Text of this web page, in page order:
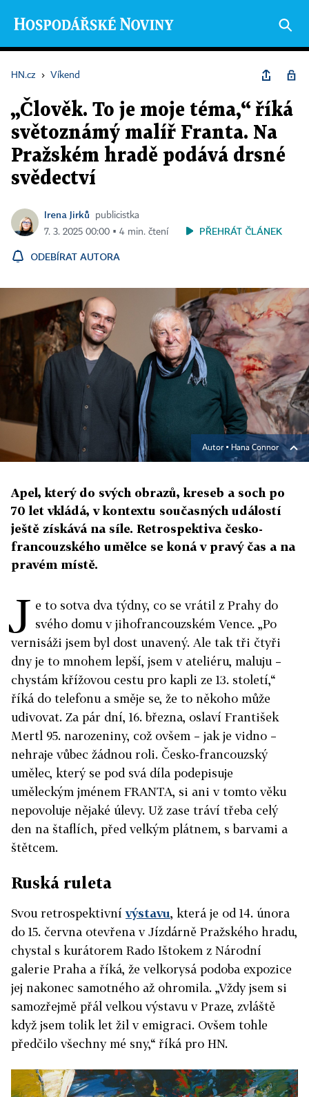
HN.cz › Víkend
„Člověk. To je moje téma,“ říká
světoznámý malíř Franta. Na
Pražském hradě podává drsné
svědectví
Irena Jirků
publicistka
7. 3. 2025 00:00 ▪ 4 min. čtení
PŘEHRÁT ČLÁNEK
ODEBÍRAT AUTORA
Autor ▪ Hana Connor
Apel, který do svých obrazů, kreseb a soch po
70 let vkládá, v kontextu současných událostí
ještě získává na síle. Retrospektiva česko-
francouzského umělce se koná v pravý čas a na
pravém místě.
J e to sotva dva týdny, co se vrátil z Prahy do
svého domu v jihofrancouzském Vence. „Po
vernisáži jsem byl dost unavený. Ale tak tři čtyři
dny je to mnohem lepší, jsem v ateliéru, maluju –
chystám křížovou cestu pro kapli ze 13. století,“
říká do telefonu a směje se, že to někoho může
udivovat. Za pár dní, 16. března, oslaví František
Mertl 95. narozeniny, což ovšem – jak je vidno –
nehraje vůbec žádnou roli. Česko-francouzský
umělec, který se pod svá díla podepisuje
uměleckým jménem FRANTA, si ani v tomto věku
nepovoluje nějaké úlevy. Už zase tráví třeba celý
den na štaflích, před velkým plátnem, s barvami a
štětcem.
Ruská ruleta
Svou retrospektivnívýstavu, která je od 14. února
do 15. června otevřena v Jízdárně Pražského hradu,
chystal s kurátorem Rado Ištokem z Národní
galerie Praha a říká, že velkorysá podoba expozice
jej nakonec samotného až ohromila. „Vždy jsem si
samozřejmě přál velkou výstavu v Praze, zvláště
když jsem tolik let žil v emigraci. Ovšem tohle
předčilo všechny mé sny,“ říká pro HN.